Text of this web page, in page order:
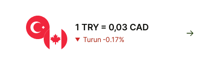
1 TRY = 0,03 CAD
Turun -0.17%